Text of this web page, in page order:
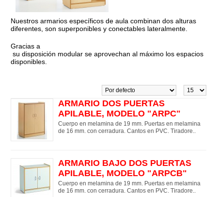
Nuestros armarios específicos de aula combinan dos alturas
diferentes, son superponibles y conectables lateralmente.
Gracias a
su disposición modular se aprovechan al máximo los espacios
disponibles.
ARMARIO DOS PUERTAS
APILABLE, MODELO "ARPC"
Cuerpo en melamina de 19 mm. Puertas en melamina
de 16 mm. con cerradura. Cantos en PVC. Tiradore..
ARMARIO BAJO DOS PUERTAS
APILABLE, MODELO "ARPCB"
Cuerpo en melamina de 19 mm. Puertas en melamina
de 16 mm. con cerradura. Cantos en PVC. Tiradore..